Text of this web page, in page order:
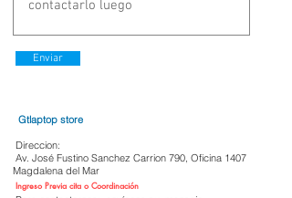
Enviar
Gtlaptop store
Direccion:
Av. José Fustino Sanchez Carrion 790, Oficina 1407
Magdalena del Mar
Ingreso Previa cita o Coordinación